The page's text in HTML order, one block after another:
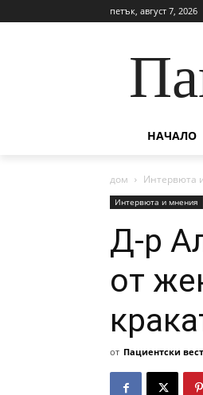
петък, август 7, 2026
НАЧАЛО
дом Интервюта
Интервюта и мнения
Д-р
от
от Пациентски